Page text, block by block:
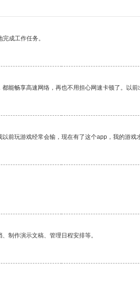
成工作任务。
能畅享高速网络，再也不用担心网速卡顿了。以
前玩游戏经常会输，现在有了这个app，我的游戏
制作演示文稿、管理日程安排等。